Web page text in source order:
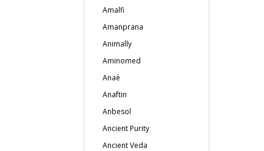
Amalfi
Amanprana
Animally
Aminomed
Anaé
Anaftin
Anbesol
Ancient Purity
Ancient Veda